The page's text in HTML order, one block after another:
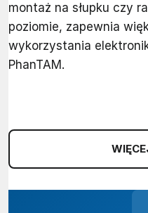
montaż na słupku czy
poziomie, zapewnia
wykorzystania
PhanTAM.